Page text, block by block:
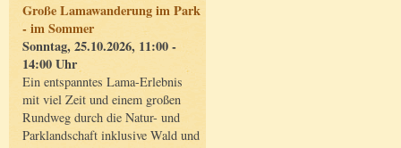
Große Lamawanderung im Park
- im Sommer
Sonntag, 25.10.2026, 11:00 -
14:00 Uhr
Ein entspanntes Lama-Erlebnis
mit viel Zeit und einem großen
Rundweg durch die Natur- und
Parklandschaft inklusive Wald und